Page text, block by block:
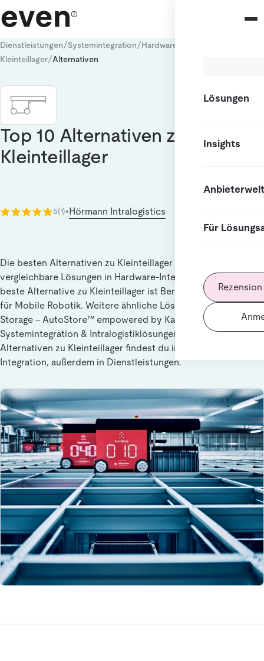
Lösungen
Insights
Anbieterwelt
Für
Dienstleistungen/Systemintegration/Hardware-Integration
Kleinteillager/Alternativen
Top 10 Alternativen zu
Kleinteillager
5(1)•Hörmann Intralogistics
Die besten Alternativen zu Kleinteillager für Nutzer, die
vergleichbare Lösungen in Hardware-Integration suchen. Die
beste Alternative zu Kleinteillager ist Beratung und Planung
für Mobile Robotik. Weitere ähnliche Lösungen sind Cube
Storage - AutoStore™ empowered by Kardex, AutoStore-
Systemintegration & Intralogistiklösungen, Logistikplanung.
Alternativen zu Kleinteillager findest du in Hardware-
Integration, außerdem in Dienstleistungen.